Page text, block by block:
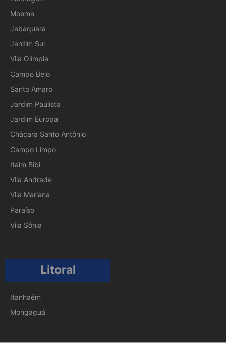
Moema
Jabaquara
Jardim Sul
Vila Olímpia
Campo Belo
Santo Amaro
Jardim Paulista
Jardim Europa
Chácara Santo Antônio
Campo Limpo
Itaim Bibi
Vila Andrade
Vila Mariana
Paraíso
Vila Sônia
Litoral
Itanhaém
Mongaguá